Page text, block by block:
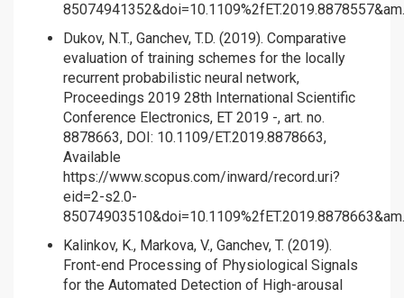
Dukov, N.T., Ganchev, T.D. (2019). Comparative
evaluation of training schemes for the locally
recurrent probabilistic neural network,
Proceedings 2019 28th International Scientific
Conference Electronics, ET 2019 -, art. no.
8878663, DOI: 10.1109/ET.2019.8878663,
Available
https://www.scopus.com/inward/record.uri?
eid=2-s2.0-
Kalinkov, K., Markova, V., Ganchev, T. (2019).
Front-end Processing of Physiological Signals
for the Automated Detection of High-arousal